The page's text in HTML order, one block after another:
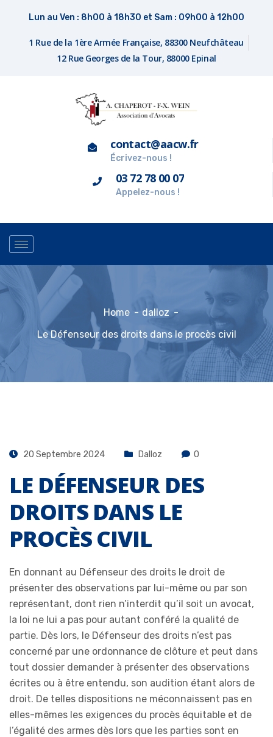
Lun au Ven : 8h00 à 18h30 et Sam : 09h00 à 12h00
1 Rue de la 1ère Armée Française, 88300 Neufchâteau
12 Rue Georges de la Tour, 88000 Epinal
contact@aacw.fr
Écrivez-nous !
03 72 78 00 07
Appelez-nous !
Home
dalloz
Le Défenseur des droits dans le procès civil
20 Septembre 2024 Dalloz 0
LE DÉFENSEUR DES
DROITS DANS LE
PROCÈS CIVIL
En donnant au Défenseur des droits le droit de
présenter des observations par lui-même ou par son
représentant, dont rien n’interdit qu’il soit un avocat,
la loi ne lui a pas pour autant conféré la qualité de
partie. Dès lors, le Défenseur des droits n’est pas
concerné par une ordonnance de clôture et peut dans
tout dossier demander à présenter des observations
écrites ou à être entendu, son audition étant alors de
droit. De telles dispositions ne méconnaissent pas en
elles-mêmes les exigences du procès équitable et de
l’égalité des armes dès lors que les parties sont en